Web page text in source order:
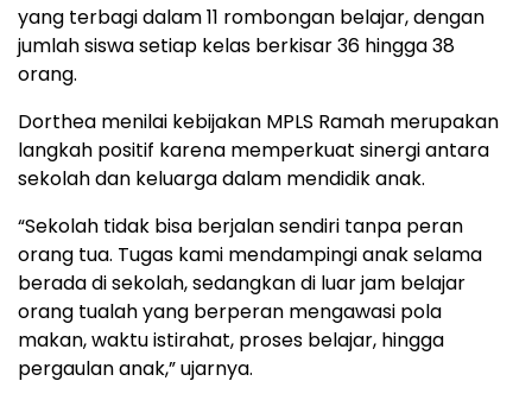
yang terbagi dalam 11 rombongan belajar, dengan
jumlah siswa setiap kelas berkisar 36 hingga 38
orang.
Dorthea menilai kebijakan MPLS Ramah merupakan
langkah positif karena memperkuat sinergi antara
sekolah dan keluarga dalam mendidik anak.
“Sekolah tidak bisa berjalan sendiri tanpa peran
orang tua. Tugas kami mendampingi anak selama
berada di sekolah, sedangkan di luar jam belajar
orang tualah yang berperan mengawasi pola
makan, waktu istirahat, proses belajar, hingga
pergaulan anak,” ujarnya.